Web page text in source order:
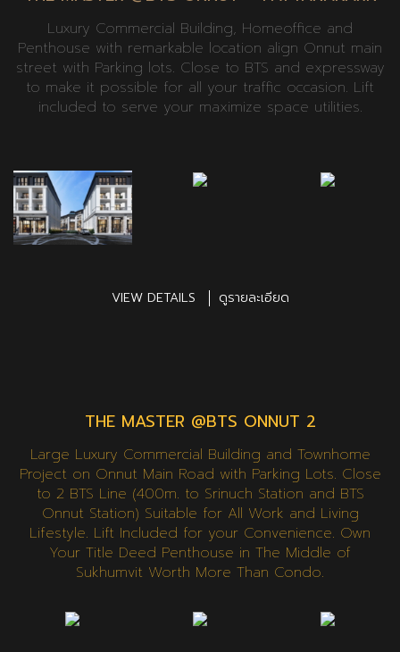
Luxury Commercial Building, Homeoffice and
Penthouse with remarkable location align Onnut main
street with Parking lots. Close to BTS and expressway
to make it possible for all your traffic occasion. Lift
included to serve your maximize space utilities.
VIEW DETAILS ดูรายละเอียด
THE MASTER @BTS ONNUT 2
Large Luxury Commercial Building and Townhome
Project on Onnut Main Road with Parking Lots. Close
to 2 BTS Line (400m. to Srinuch Station and BTS
Onnut Station) Suitable for All Work and Living
Lifestyle. Lift Included for your Convenience. Own
Your Title Deed Penthouse in The Middle of
Sukhumvit Worth More Than Condo.